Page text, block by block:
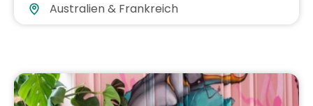
Australien & Frankreich